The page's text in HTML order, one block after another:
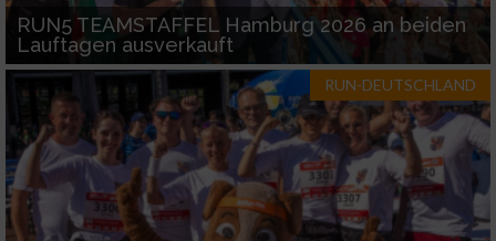
RUN5 TEAMSTAFFEL Hamburg 2026 an beiden
Lauftagen ausverkauft
RUN-DEUTSCHLAND
Funktional
Werbung